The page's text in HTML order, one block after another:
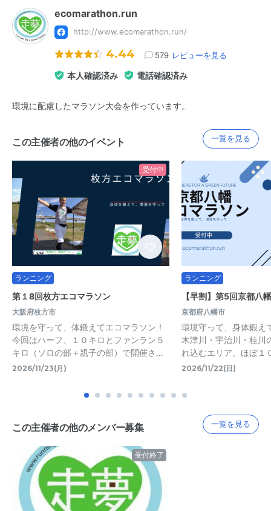
ecomarathon.run
http://www.ecomarathon.run/
4.44 579 レビューを見る
本人確認済み 電話確認済み
環境に配慮したマラソン大会を作っています。
この主催者の他のイベント 一覧を見る
受付中
ランニング
第１8回枚方エコマラソン
大阪府枚方市
環境を守って、体鍛えてエコマラソン！
今回はハーフ、１０キロとファンラン５
キロ（ソロの部＋親子の部）で開催さ…
2026/11/23(月)
ランニング
【早割】第5回京都八
京都府八幡市
環境守って、身体鍛え
木津川・宇治川・桂川
れ込むエリア。ほぼ１
2026/11/22(日)
この主催者の他のメンバー募集 一覧を見る
受付終了